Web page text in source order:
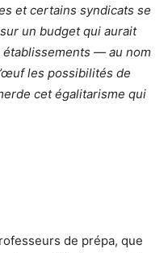
et certains syndicats se
un budget qui aurait
— au nom
les possibilités de
cet égalitarisme qui
de prépa, que